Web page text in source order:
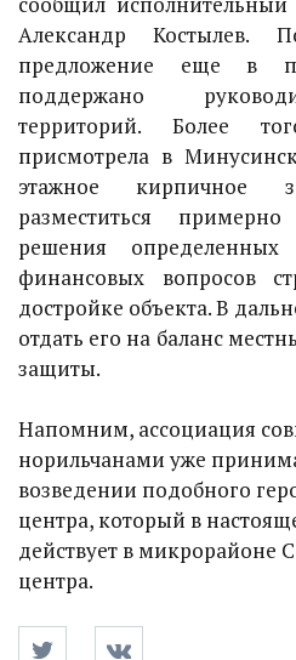
Александр Костылев.
предложение еще в
поддержано
территорий. Более
присмотрела в
этажное кирпичное
разместиться
решения
финансовых вопросов
достройке объекта. В
отдать его на баланс
защиты.
Напомним, ассоциация
норильчанами уже
возведении подобного
центра, который в
действует в микрорайоне
центра.